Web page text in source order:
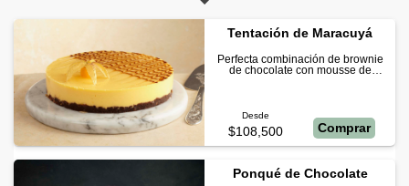
Tentación de Maracuyá
Perfecta combinación de brownie
de chocolate con mousse de
Desde
$108,500 Comprar
Ponqué de Chocolate